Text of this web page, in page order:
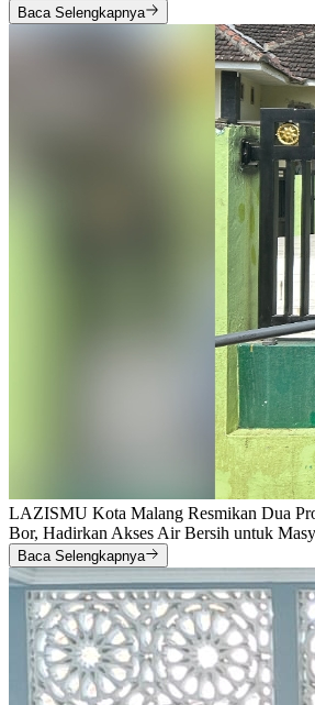
Baca Selengkapnya
LAZISMU Kota Malang Resmikan Dua
Bor, Hadirkan Akses Air Bersih untuk
Baca Selengkapnya